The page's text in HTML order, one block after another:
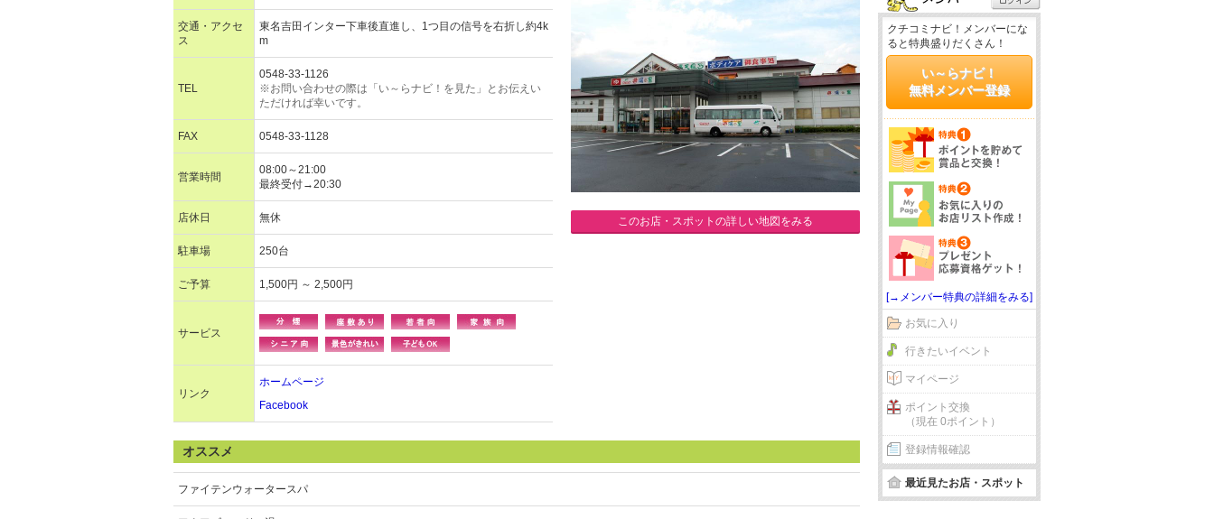
交通・アクセ
ス
東名吉田インター下車後直進し、1つ目の信号を右折し約4k
m
TEL
0548-33-1126
※お問い合わせの際は「い～らナビ！を見た」とお伝えい
ただければ幸いです。
FAX 0548-33-1128
営業時間
08:00～21:00
最終受付→20:30
店休日 無休
駐車場 250台
ご予算 1,500円 ～ 2,500円
サービス
リンク
ホームページ
Facebook
このお店・スポットの詳しい地図をみる
オススメ
ファイテンウォータースパ
クチコミナビ！メンバーにな
ると特典盛りだくさん！
い～らナビ！
無料メンバー登録
[→メンバー特典の詳細をみる]
お気に入り
行きたいイベント
マイページ
ポイント交換
（現在 0ポイント）
登録情報確認
最近見たお店・スポット